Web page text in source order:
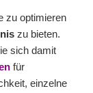
zu optimieren
zu bieten.
sich damit
für
einzelne